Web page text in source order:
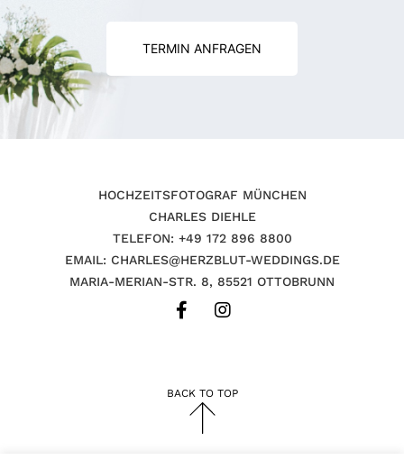
TERMIN ANFRAGEN
HOCHZEITSFOTOGRAF MÜNCHEN
CHARLES DIEHLE
TELEFON: +49 172 896 8800
EMAIL: CHARLES@HERZBLUT-WEDDINGS.DE
MARIA-MERIAN-STR. 8, 85521 OTTOBRUNN
BACK TO TOP